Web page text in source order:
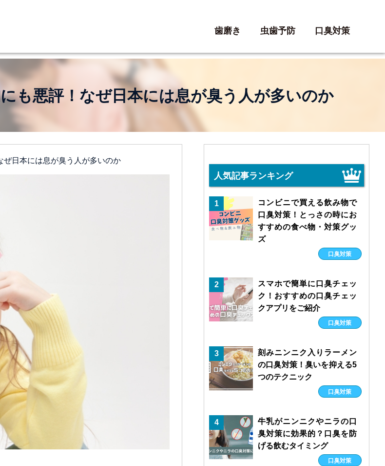
歯磨き 虫歯予防 口臭対策
も悪評！なぜ日本には息が臭う人が多いのか
ぜ日本には息が臭う人が多いのか
人気記事ランキング
1
コンビニで買える飲み物で
口臭対策！とっさの時にお
すすめの食べ物・対策グッ
ズ
口臭対策
2
スマホで簡単に口臭チェッ
ク！おすすめの口臭チェッ
クアプリをご紹介
口臭対策
3
刻みニンニク入りラーメン
の口臭対策！臭いを抑える5
つのテクニック
口臭対策
4
牛乳がニンニクやニラの口
臭対策に効果的？口臭を防
げる飲むタイミング
口臭対策